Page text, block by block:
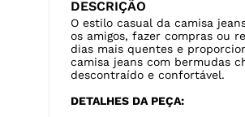
DESCRIÇÃO
O estilo casual da camisa
os amigos, fazer compras ou
dias mais quentes e
camisa jeans com bermudas
descontraído e confortável.
DETALHES DA PEÇA: